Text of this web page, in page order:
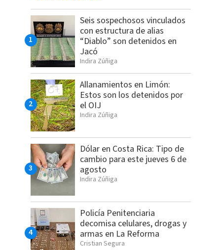
Seis sospechosos vinculados
con estructura de alias
“Diablo” son detenidos en
Jacó
Indira Zúñiga
Allanamientos en Limón:
Estos son los detenidos por
el OIJ
Indira Zúñiga
Dólar en Costa Rica: Tipo de
cambio para este jueves 6 de
agosto
Indira Zúñiga
Policía Penitenciaria
decomisa celulares, drogas y
armas en La Reforma
Cristian Segura